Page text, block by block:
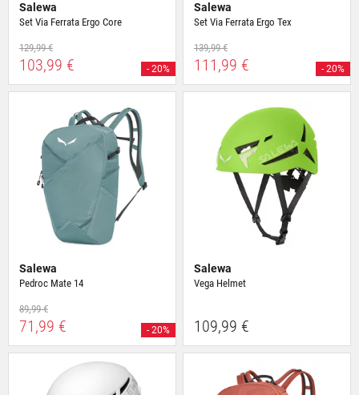
Salewa
Set Via Ferrata Ergo Core
129,99 €
103,99 € - 20%
Salewa
Set Via Ferrata Ergo Tex
139,99 €
111,99 € - 20%
Salewa
Pedroc Mate 14
89,99 €
71,99 € - 20%
Salewa
Vega Helmet
109,99 €